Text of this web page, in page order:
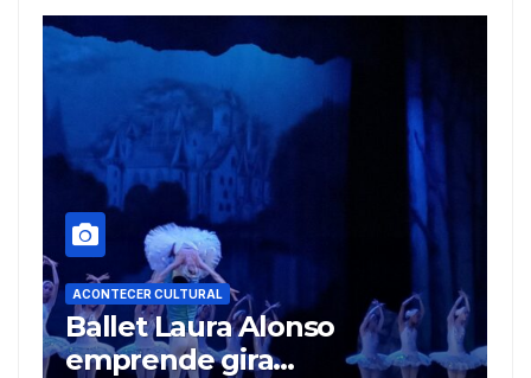
ACONTECER CULTURAL
Muñecos y monotipia